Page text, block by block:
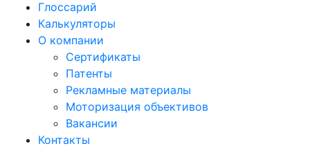
Глоссарий
Калькуляторы
О компании
Сертификаты
Патенты
Рекламные материалы
Моторизация объективов
Вакансии
Контакты